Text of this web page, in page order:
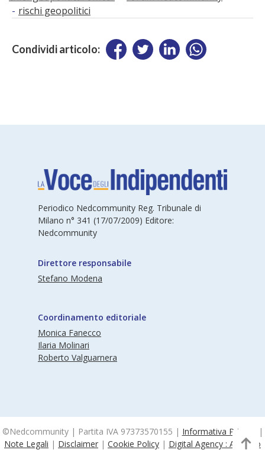
rischi geopolitici
Condividi articolo:
Periodico Nedcommunity Reg. Tribunale di
Milano n° 341 (17/07/2009) Editore:
Nedcommunity
Direttore responsabile
Stefano Modena
Coordinamento editoriale
Monica Fanecco
Ilaria Molinari
Roberto Valguarnera
©Nedcommunity | Partita IVA 97373570155 | Informativa Privacy
|
Note Legali | Disclaimer | Cookie Policy | Digital Agency : Alea.pro